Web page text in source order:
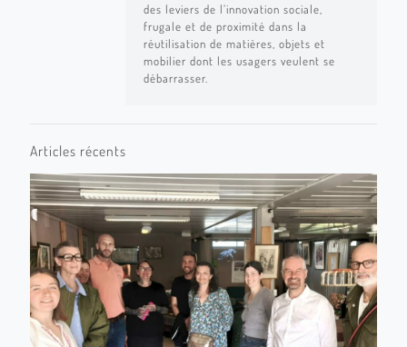
des leviers de l’innovation sociale,
frugale et de proximité dans la
réutilisation de matières, objets et
mobilier dont les usagers veulent se
débarrasser.
Articles récents